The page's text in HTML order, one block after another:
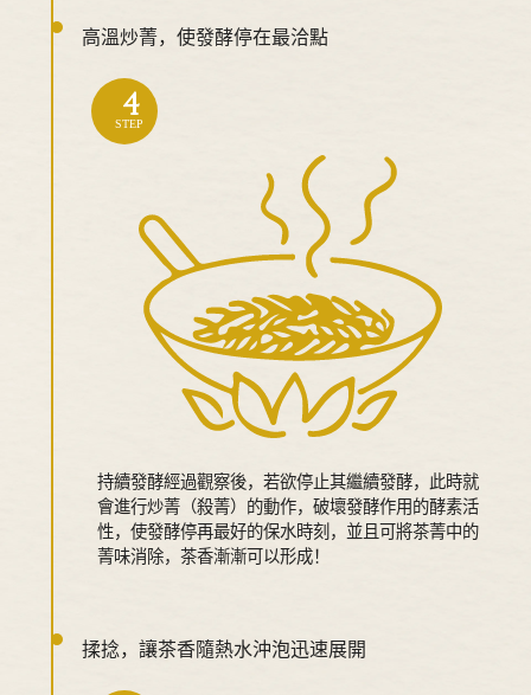
高溫炒菁，使發酵停在最洽點
4
STEP
持續發酵經過觀察後，若欲停止其繼續發酵，此時就
會進行炒菁（殺菁）的動作，破壞發酵作用的酵素活
性，使發酵停再最好的保水時刻，並且可將茶菁中的
菁味消除，茶香漸漸可以形成！
揉捻，讓茶香隨熱水沖泡迅速展開